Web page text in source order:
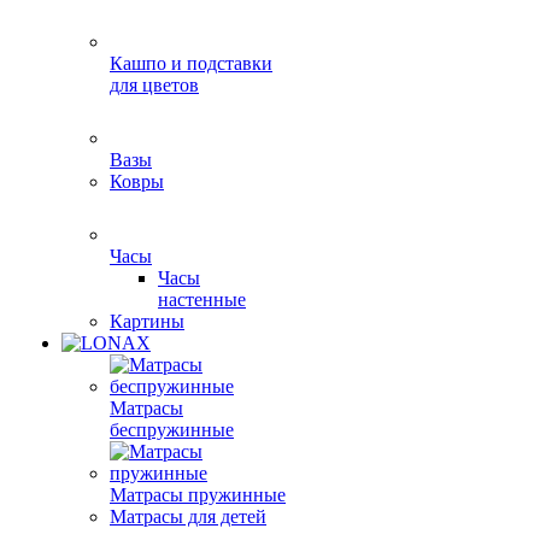
Кашпо и подставки
для цветов
Вазы
Ковры
Часы
Часы
настенные
Картины
Матрасы
беспружинные
Матрасы пружинные
Матрасы для детей